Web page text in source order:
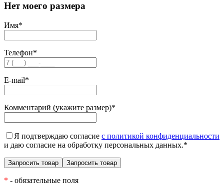
Нет моего размера
Имя*
Телефон*
E-mail*
Комментарий (укажите размер)*
Я подтверждаю согласие с политикой конфиденциальности
и даю согласие на обработку персональных данных.*
* - обязательные поля